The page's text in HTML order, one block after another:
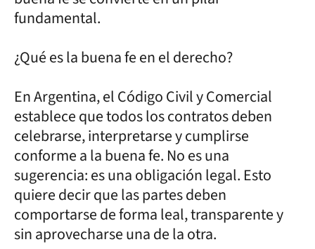
fundamental.
¿Qué es la buena fe en el derecho?
En Argentina, el Código Civil y Comercial
establece que todos los contratos deben
celebrarse, interpretarse y cumplirse
conforme a la buena fe. No es una
sugerencia: es una obligación legal. Esto
quiere decir que las partes deben
comportarse de forma leal, transparente y
sin aprovecharse una de la otra.